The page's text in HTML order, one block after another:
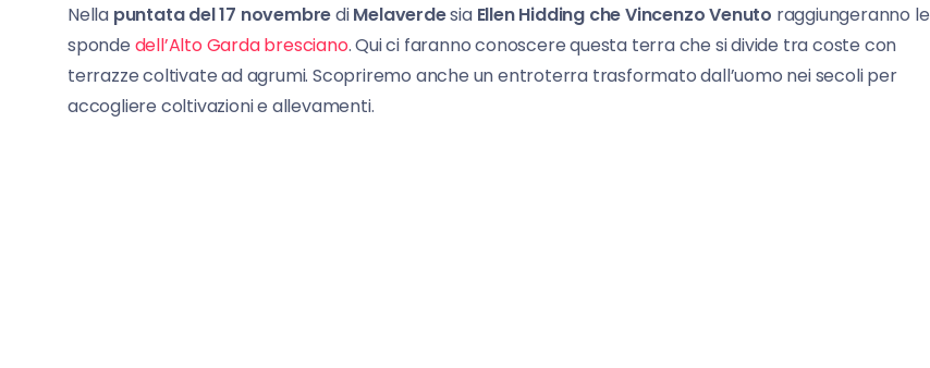
Nella puntata del 17 novembrediMelaverdesia Ellen Hidding che Vincenzo Venuto raggiungeranno le
sponde dell’Alto Garda bresciano. Qui ci faranno conoscere questa terra che si divide tra coste con
terrazze coltivate ad agrumi. Scopriremo anche un entroterra trasformato dall’uomo nei secoli per
accogliere coltivazioni e allevamenti.